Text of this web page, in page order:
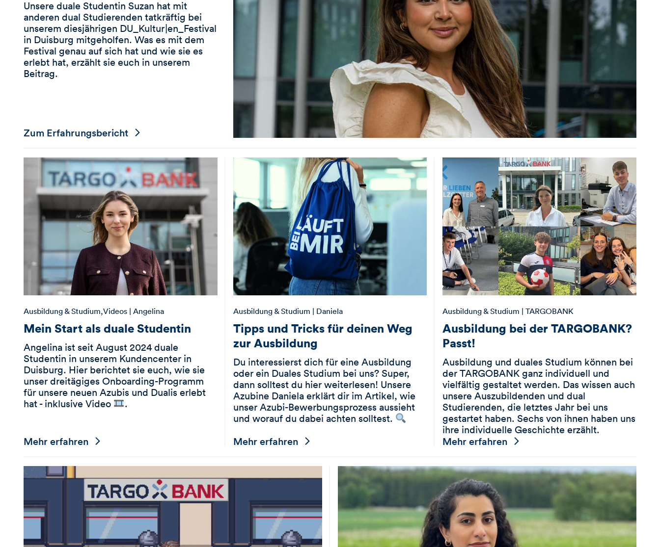
Unsere duale Studentin Suzan hat mit
anderen dual Studierenden tatkräftig bei
unserem diesjährigen DU_Kultur|en_Festival
in Duisburg mitgeholfen. Was es mit dem
Festival genau auf sich hat und wie sie es
erlebt hat, erzählt sie euch in unserem
Beitrag.
Zum Erfahrungsbericht
Ausbildung & Studium Videos | Angelina
Mein Start als duale Studentin
Angelina ist seit August 2024 duale
Studentin in unserem Kundencenter in
Duisburg. Hier berichtet sie euch, wie sie
unser dreitägiges Onboarding-Programm
für unsere neuen Azubis und Dualis erlebt
hat - inklusive Video
.
Mehr erfahren
Ausbildung & Studium | Daniela
Tipps und Tricks für deinen Weg
zur Ausbildung
Du interessierst dich für eine Ausbildung
oder ein Duales Studium bei uns? Super,
dann solltest du hier weiterlesen! Unsere
Azubine Daniela erklärt dir im Artikel, wie
unser Azubi-Bewerbungsprozess aussieht
und worauf du dabei achten solltest.
Mehr erfahren
Ausbildung & Studium | TARGOBANK
Ausbildung bei der TARGOBANK?
Passt!
Ausbildung und duales Studium können bei
der TARGOBANK ganz individuell und
vielfältig gestaltet werden. Das wissen auch
unsere Auszubildenden und dual
Studierenden, die letztes Jahr bei uns
gestartet haben. Sechs von ihnen haben uns
ihre individuelle Geschichte erzählt.
Mehr erfahren